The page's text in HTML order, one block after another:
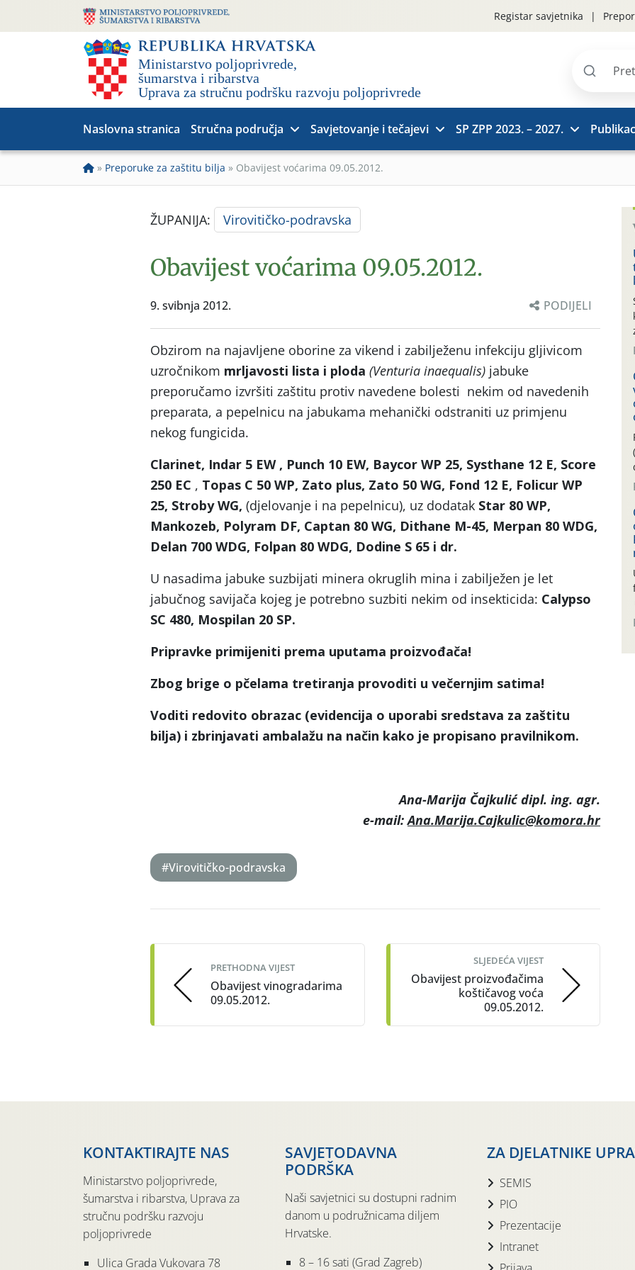
Registar savjetnika
Pretraži
Naslovna stranica Stručna područja Savjetovanje i tečajevi SP ZPP 2023. – 2027.
» Preporuke za zaštitu bilja » Obavijest voćarima 09.05.2012.
ŽUPANIJA: Virovitičko-podravska
Obavijest voćarima 09.05.2012.
9. svibnja 2012. PODIJELI
Obzirom na najavljene oborine za vikend i zabilježenu infekciju gljivicom
uzročnikom mrljavosti lista i ploda (Venturia inaequalis) jabuke
preporučamo izvršiti zaštitu protiv navedene bolesti nekim od navedenih
preparata, a pepelnicu na jabukama mehanički odstraniti uz primjenu
nekog fungicida.
Clarinet, Indar 5 EW , Punch 10 EW, Baycor WP 25, Systhane 12 E, Score
250 EC , Topas C 50 WP, Zato plus, Zato 50 WG, Fond 12 E, Folicur WP
25, Stroby WG, (djelovanje i na pepelnicu), uz dodatak Star 80 WP,
Mankozeb, Polyram DF, Captan 80 WG, Dithane M-45, Merpan 80 WDG,
Delan 700 WDG, Folpan 80 WDG, Dodine S 65 i dr.
U nasadima jabuke suzbijati minera okruglih mina i zabilježen je let
jabučnog savijača kojeg je potrebno suzbiti nekim od insekticida: Calypso
SC 480, Mospilan 20 SP.
Pripravke primijeniti prema uputama proizvođača!
Zbog brige o pčelama tretiranja provoditi u večernjim satima!
Voditi redovito obrazac (evidencija o uporabi sredstava za zaštitu
bilja) i zbrinjavati ambalažu na način kako je propisano pravilnikom.
Ana-Marija Čajkulić dipl. ing. agr.
e-mail:Ana.Marija.Cajkulic@komora.hr
#Virovitičko-podravska
navigation
PRETHODNA VIJEST
Obavijest vinogradarima
09.05.2012.
SLJEDEĆA VIJEST
Obavijest proizvođačima
koštičavog voća
09.05.2012.
KONTAKTIRAJTE NAS
Ministarstvo poljoprivrede,
šumarstva i ribarstva, Uprava za
stručnu podršku razvoju
poljoprivrede
Ulica Grada Vukovara 78
SAVJETODAVNA
PODRŠKA
Naši savjetnici su dostupni radnim
danom u podružnicama diljem
Hrvatske.
8 – 16 sati (Grad Zagreb)
ZA DJELATNIKE
SEMIS
PIO
Prezentacije
Intranet